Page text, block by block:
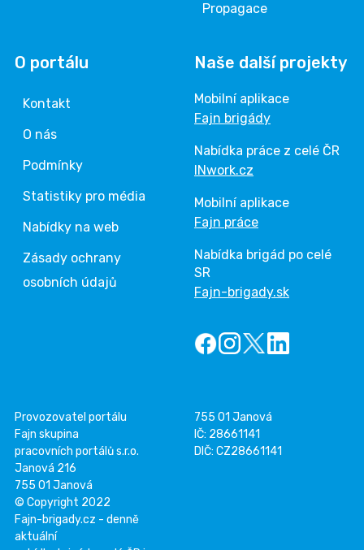
Propagace
O portálu
Kontakt
O nás
Podmínky
Statistiky pro média
Nabídky na web
Zásady ochrany
osobních údajů
Naše další projekty
Mobilní aplikace
Fajn brigády
Nabídka práce z celé ČR
INwork.cz
Mobilní aplikace
Fajn práce
Nabídka brigád po celé
SR
Fajn-brigady.sk
Provozovatel portálu
Fajn skupina
pracovních portálů s.r.o.
Janová 216
755 01 Janová
755 01 Janová
IČ: 28661141
DIČ: CZ28661141
© Copyright 2022
Fajn-brigady.cz - denně
aktuální